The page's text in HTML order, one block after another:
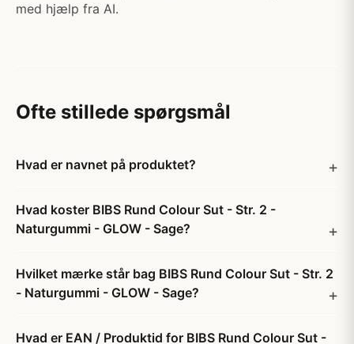
med hjælp fra AI.
Ofte stillede spørgsmål
Hvad er navnet på produktet?
Hvad koster BIBS Rund Colour Sut - Str. 2 -
Naturgummi - GLOW - Sage?
Hvilket mærke står bag BIBS Rund Colour Sut - Str. 2
- Naturgummi - GLOW - Sage?
Hvad er EAN / Produktid for BIBS Rund Colour Sut -